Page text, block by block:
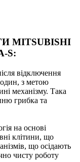
MITSUBISHI
S:
відключення
з метою
механізму. Така
грибка та
на основі
клітини, що
що осідають
чисту роботу